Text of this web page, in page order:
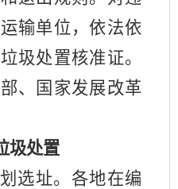
输单位，依法依
圾处置核准证。
、国家发展改革
圾处置
选址。各地在编